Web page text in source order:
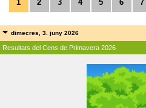
1 2 3 4 5 6 7
dimecres, 3. juny 2026
Resultats del Cens de Primavera 2026